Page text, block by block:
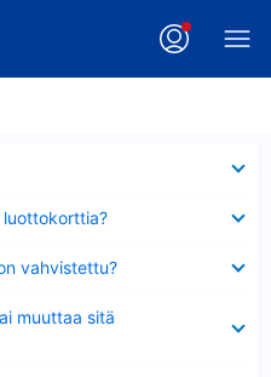
luottokorttia?
vahvistettu?
muuttaa sitä